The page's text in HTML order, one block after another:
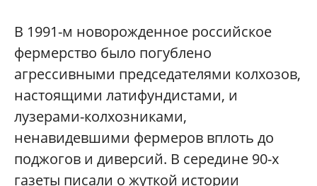
В 1991-м новорожденное российское
фермерство было погублено
агрессивными председателями колхозов,
настоящими латифундистами, и
лузерами-колхозниками,
ненавидевшими фермеров вплоть до
поджогов и диверсий. В середине 90-х
газеты писали о жуткой истории